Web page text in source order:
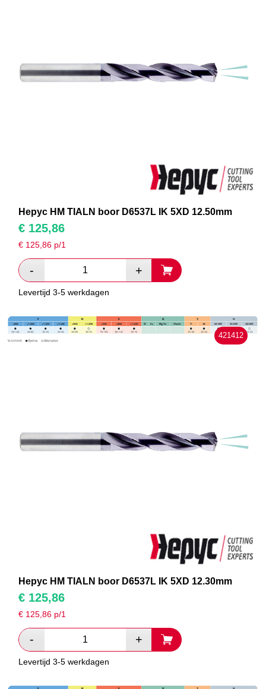
Hepyc HM TIALN boor D6537L IK 5XD 12.50mm
€ 125,86
€ 125,86 p/1
Levertijd 3-5 werkdagen
421412
Hepyc HM TIALN boor D6537L IK 5XD 12.30mm
€ 125,86
€ 125,86 p/1
Levertijd 3-5 werkdagen